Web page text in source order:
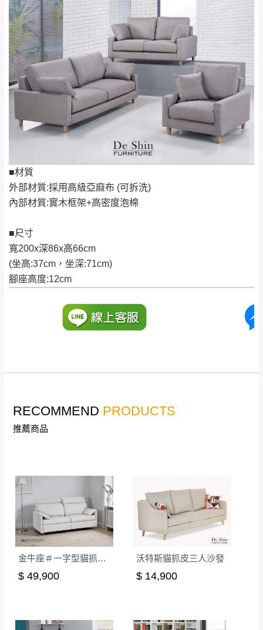
■材質
外部材質:採用高級亞麻布 (可拆洗)
內部材質:實木框架+高密度泡棉
■尺寸
寬200x深86x高66cm
(坐高:37cm，坐深:71cm)
腳座高度:12cm
＊A108產品另收運費
新北
雙溪、貢寮、烏
來、平溪、九份、
石門、林口 下福
里、新店山區、三
峽山區、石碇、坪
林、福隆、淡水山
區、北投湖山路、
深坑山區
基隆
$ 9,000以上：免
運費
$ 9,000以下：
NT$500元
苗栗
運費
$ 9,000以下：
配送天數：5~14天
（可於LINE線上詢問 →
加收說明
配送範圍：
苗栗至基隆；其它地區暫不開放，如因特殊
地型限制(山區、鄉、鎮、村)、樓梯太小、無
法搬運上樓等因素，導致無法配送，本公司
保有出貨的權利。
保護物流人員的工作安全，賣家無提供吊掛
服務，若需以吊車或其他的吊掛方式吊運，
費用將由買方自行支付。
機當天到貨前皆會再與您通知，讓你不用整
天在家等貨，以節省您的寶貴時間。
發票寄送：
若您選擇三聯式或索取兩聯式發票，發票將於商品
完成出貨15個工作天另行寄出，另外約加上2~7個
工作天內送達，如遇國定假日將順延寄送。
是全新狀態且完整包裝，床墊、床包、枕頭
貨。
由於透過電腦螢幕選購商品，可能會因個人
電腦螢幕的設定色差或解析度等因素， 與實
際商品的顏色、質感稍有不同，如因此而需
退換貨，需自付來回運費及人資成本
訂購前詳加確認。(包含商品尺寸是否合適)。
訂購前請確認商品尺寸，大型物件因為人工
丈量，難免會有些許誤差值(約正負0.5CM)
RECOMMEND PRODUCTS
推薦商品
金牛座＃一字型貓抓布電動沙發
$ 49,900
沃特斯貓抓皮三人沙發
$ 14,900